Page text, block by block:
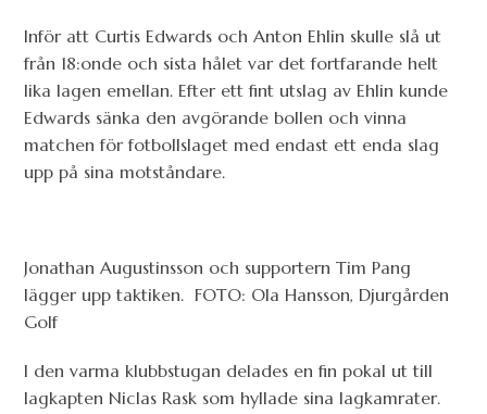
Inför att Curtis Edwards och Anton Ehlin skulle slå ut
från 18:onde och sista hålet var det fortfarande helt
lika lagen emellan. Efter ett fint utslag av Ehlin kunde
Edwards sänka den avgörande bollen och vinna
matchen för fotbollslaget med endast ett enda slag
upp på sina motståndare.
Jonathan Augustinsson och supportern Tim Pang
lägger upp taktiken. FOTO: Ola Hansson, Djurgården
Golf
I den varma klubbstugan delades en fin pokal ut till
lagkapten Niclas Rask som hyllade sina lagkamrater.